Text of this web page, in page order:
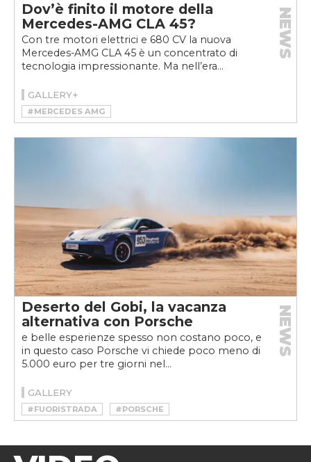
Dov’è finito il motore della
Mercedes-AMG CLA 45?
Con tre motori elettrici e 680 CV la nuova
Mercedes-AMG CLA 45 è un concentrato di
tecnologia impressionante. Ma nell’era...
NEWS
GALLERY+
#MERCEDES AMG
#MERCEDES-AMG CLA 45 4MATIC+
Deserto del Gobi, la vacanza
alternativa con Porsche
e belle esperienze spesso non costano poco, e
in questo caso Porsche vi chiede poco meno di
5.000 euro per tre giorni nel...
NEWS
GALLERY
#FUORISTRADA #PORSCHE